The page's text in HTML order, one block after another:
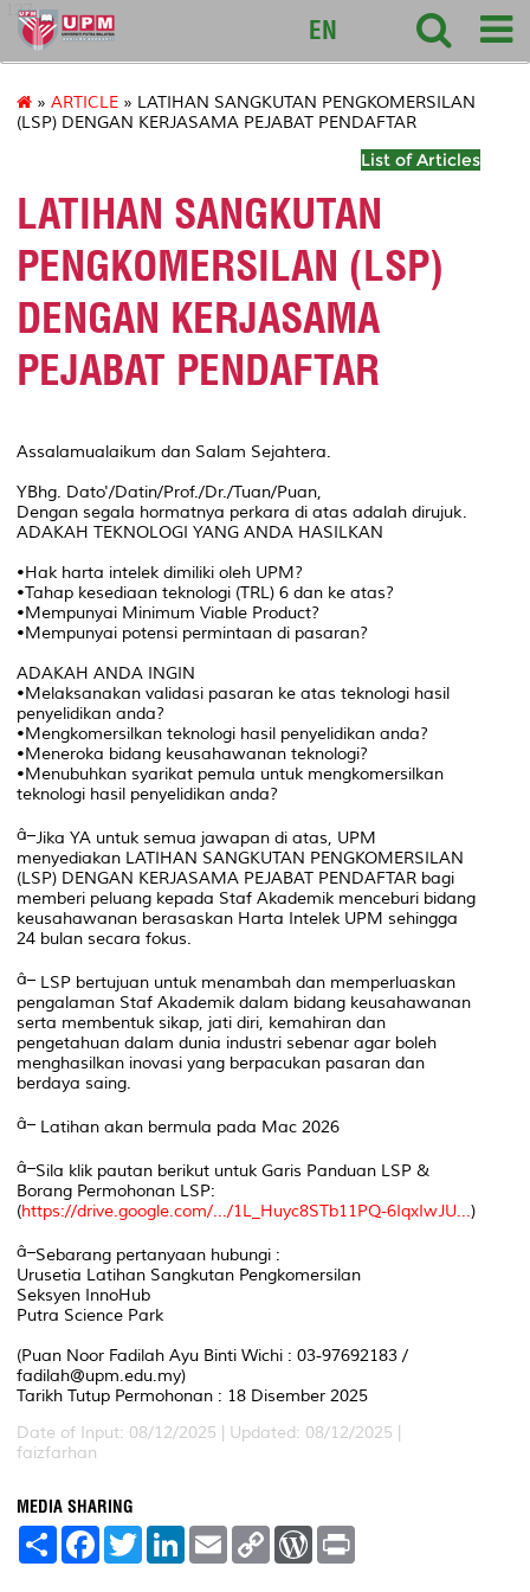
127
EN
» ARTICLE » LATIHAN SANGKUTAN PENGKOMERSILAN
(LSP) DENGAN KERJASAMA PEJABAT PENDAFTAR
List of Articles
LATIHAN SANGKUTAN
PENGKOMERSILAN (LSP)
DENGAN KERJASAMA
PEJABAT PENDAFTAR
Assalamualaikum dan Salam Sejahtera.
YBhg. Dato'/Datin/Prof./Dr./Tuan/Puan,
Dengan segala hormatnya perkara di atas adalah dirujuk.
ADAKAH TEKNOLOGI YANG ANDA HASILKAN
•Hak harta intelek dimiliki oleh UPM?
•Tahap kesediaan teknologi (TRL) 6 dan ke atas?
•Mempunyai Minimum Viable Product?
•Mempunyai potensi permintaan di pasaran?
ADAKAH ANDA INGIN
•Melaksanakan validasi pasaran ke atas teknologi hasil
penyelidikan anda?
•Mengkomersilkan teknologi hasil penyelidikan anda?
•Meneroka bidang keusahawanan teknologi?
•Menubuhkan syarikat pemula untuk mengkomersilkan
teknologi hasil penyelidikan anda?
Jika YA untuk semua jawapan di atas, UPM
menyediakan LATIHAN SANGKUTAN PENGKOMERSILAN
(LSP) DENGAN KERJASAMA PEJABAT PENDAFTAR bagi
memberi peluang kepada Staf Akademik menceburi bidang
keusahawanan berasaskan Harta Intelek UPM sehingga
24 bulan secara fokus.
LSP bertujuan untuk menambah dan memperluaskan
pengalaman Staf Akademik dalam bidang keusahawanan
serta membentuk sikap, jati diri, kemahiran dan
pengetahuan dalam dunia industri sebenar agar boleh
menghasilkan inovasi yang berpacukan pasaran dan
berdaya saing.
Latihan akan bermula pada Mac 2026
Sila klik pautan berikut untuk Garis Panduan LSP &
Borang Permohonan LSP:
(https://drive.google.com/.../1L_Huyc8STb11PQ-6IqxIwJU...)
Sebarang pertanyaan hubungi :
Urusetia Latihan Sangkutan Pengkomersilan
Seksyen InnoHub
Putra Science Park
(Puan Noor Fadilah Ayu Binti Wichi : 03-97692183 /
fadilah@upm.edu.my)
Tarikh Tutup Permohonan : 18 Disember 2025
Date of Input: 08/12/2025 | Updated: 08/12/2025 |
faizfarhan
MEDIA SHARING
S
F
a
T
w
L
E
m
C
W